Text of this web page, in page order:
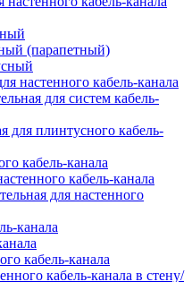
(парапетный)
настенного кабель-канала
для систем кабель-
для плинтусного кабель-
кабель-канала
кабель-канала
для настенного
канала
кабель-канала
кабель-канала в стену/